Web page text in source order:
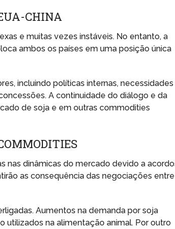
CHINA
e muitas vezes instáveis. No entanto, a
ambos os países em uma posição única
incluindo políticas internas, necessidades
A continuidade do diálogo e da
de soja e em outras commodities
nas dinâmicas do mercado devido a
as consequência das negociações entre
Aumentos na demanda por soja
utilizados na alimentação animal. Por outro